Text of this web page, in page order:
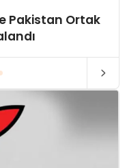
Pakistan Ortak